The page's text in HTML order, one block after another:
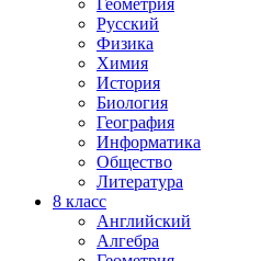
Геометрия
Русский
Физика
Химия
История
Биология
География
Информатика
Общество
Литература
8 класс
Английский
Алгебра